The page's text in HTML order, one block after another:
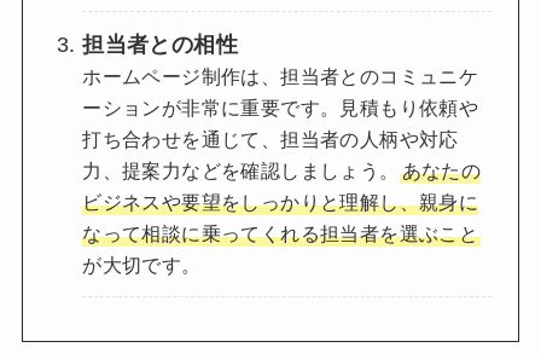
担当者との相性
ホームページ制作は、担当者とのコミュニケ
ーションが非常に重要です。見積もり依頼や
打ち合わせを通じて、担当者の人柄や対応
力、提案力などを確認しましょう。
あなたの
ビジネスや要望をしっかりと理解し、親身に
なって相談に乗ってくれる担当者を選ぶこと
が大切です。